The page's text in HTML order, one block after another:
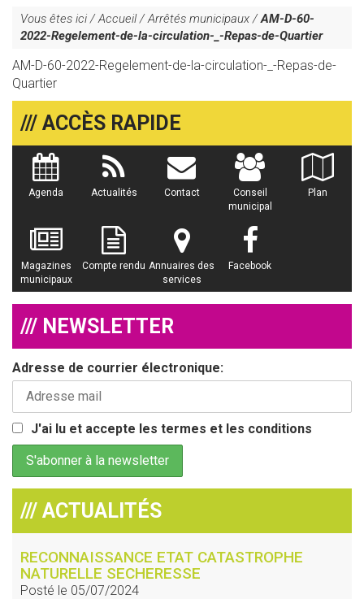
Vous êtes ici /Accueil/Arrêtés municipaux/AM-D-60-
2022-Regelement-de-la-circulation-_-Repas-de-Quartier
AM-D-60-2022-Regelement-de-la-circulation-_-Repas-de-
Quartier
/// ACCÈS RAPIDE
Agenda Actualités Contact
Conseil
municipal
Plan
Magazines
municipaux
Compte rendu Annuaires des
services
Facebook
/// NEWSLETTER
Adresse de courrier électronique:
J'ai lu et accepte les termes et les conditions
/// ACTUALITÉS
RECONNAISSANCE ETAT CATASTROPHE
NATURELLE SECHERESSE
Posté le 05/07/2024